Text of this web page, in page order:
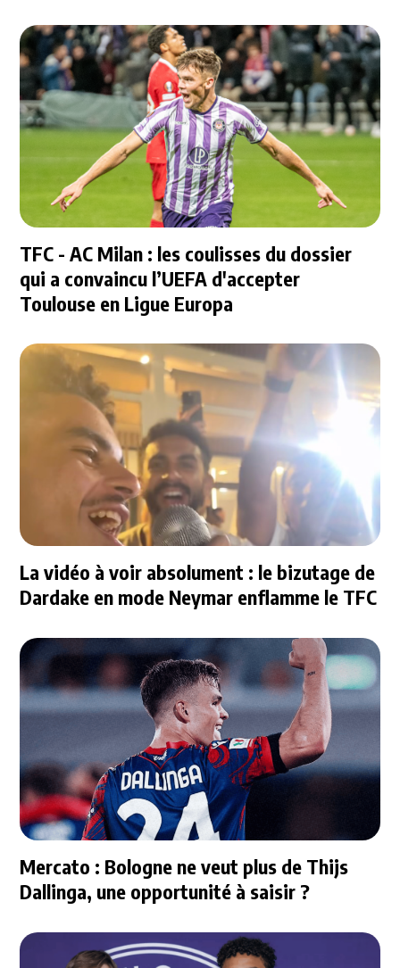
TFC - AC Milan : les coulisses du dossier
qui a convaincu l’UEFA d'accepter
Toulouse en Ligue Europa
La vidéo à voir absolument : le bizutage de
Dardake en mode Neymar enflamme le TFC
Mercato : Bologne ne veut plus de Thijs
Dallinga, une opportunité à saisir ?